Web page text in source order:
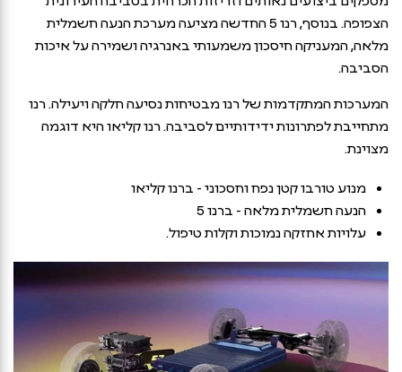
הצפופה. בנוסף, רנו 5 החדשה מציעה מערכת הנעה חשמלית
מלאה, המעניקה חיסכון משמעותי באנרגיה ושמירה על איכות
הסביבה.
המערכות המתקדמות של רנו מבטיחות נסיעה חלקה ויעילה. רנו
מתחייבת לפתרונות ידידותיים לסביבה. רנו קליאו היא דוגמה
מצוינת.
מנוע טורבו קטן נפח וחסכוני - ברנו קליאו
הנעה חשמלית מלאה - ברנו 5
עלויות אחזקה נמוכות וקלות טיפול.